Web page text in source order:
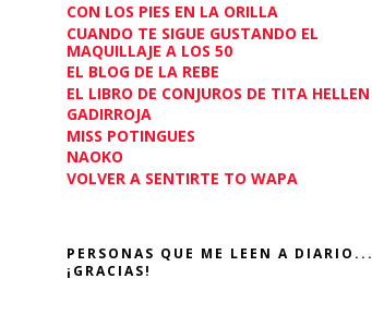
CON LOS PIES EN LA ORILLA
CUANDO TE SIGUE GUSTANDO EL
MAQUILLAJE A LOS 50
EL BLOG DE LA REBE
EL LIBRO DE CONJUROS DE TITA HELLEN
GADIRROJA
MISS POTINGUES
NAOKO
VOLVER A SENTIRTE TO WAPA
PERSONAS QUE ME LEEN A DIARIO...
¡GRACIAS!